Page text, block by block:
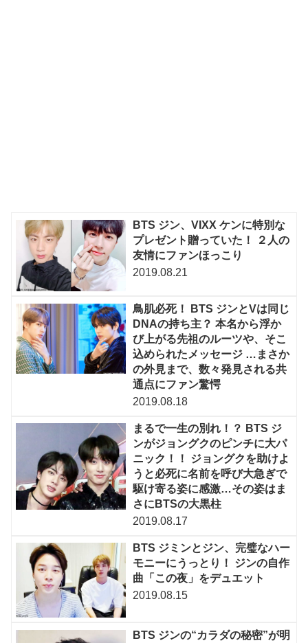
BTS ジン、VIXX ケンに特別な
プレゼント贈っていた！ ２人の
友情にファンほっこり
2019.08.21
鳥肌必死！ BTS ジンとVは同じ
DNAの持ち主？ 本名から浮か
び上がる先祖のルーツや、そこ
込められたメッセージ …まさか
の外見まで、数々発見される共
通点にファン驚愕
2019.08.18
まるで一生の別れ！？ BTS ジ
ンがジョングクのピンチに大パ
ニック！！ ジョングクを助けよ
うと必死に名前を呼び大急ぎで
駆け寄る姿に感激…その姿はま
さにBTSの大黒柱
2019.08.17
BTS ジミンとジン、完璧なハー
モニーにうっとり！ ジンの自作
曲「この夜」をデュエット
2019.08.15
BTS ジンの“カラダの秘密”が明